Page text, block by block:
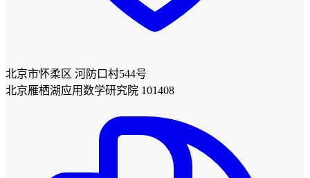
北京市怀柔区 河防口村544号
北京雁栖湖应用数学研究院 101408